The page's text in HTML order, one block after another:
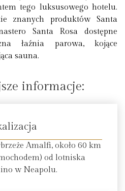
tego luksusowego hotelu.
znanych produktów Santa
Santa Rosa dostępne
łaźnia parowa, kojące
sauna.
informacje:
Amalfi, około 60 km
od lotniska
w Neapolu.